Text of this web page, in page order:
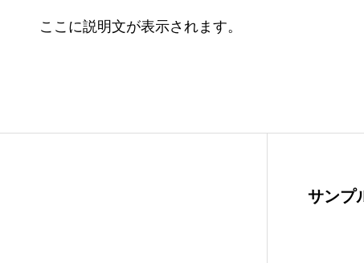
ここに説明文が表示されます。
サンプ